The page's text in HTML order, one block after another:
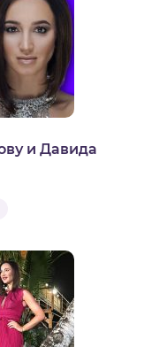
и Давида